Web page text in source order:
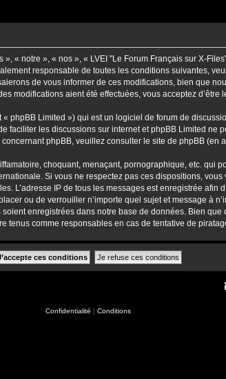
« notre », « nos », « LVEI "Le Forum Français sur X-
responsable de toutes les conditions suivantes,
de vous informer de ces modifications, bien que
modifications aient été effectuées, vous acceptez
phpBB Limited ») qui est un logiciel de forum de
faciliter les discussions sur internet et phpBB Limited ne
phpBB, veuillez consulter le site de phpBB (en
choquant, menaçant, pornographique, etc. qui
Si vous ne respectez pas ces dispositions,
L’adresse IP de tous les messages est enregistrée
ou de verrouiller n’importe quel sujet et message à
enregistrées dans notre base de données. Bien
tenus comme responsables en cas de tentative de
Confidentialité | Conditions